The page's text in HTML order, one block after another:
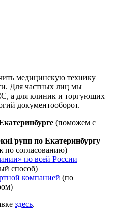
медицинскую технику
Для частных лиц мы
а для клиник и торгующих
документооборот.
(поможем с
по Екатеринбургу
по согласованию)
по всей России
способ)
компанией (по
здесь.